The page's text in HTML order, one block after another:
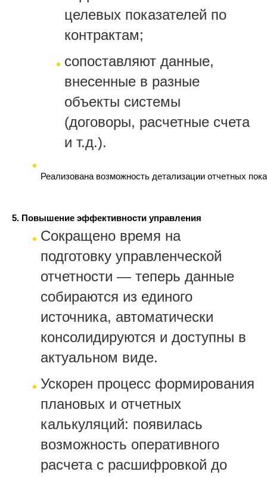
целевых показателей по
контрактам;
сопоставляют данные,
внесенные в разные
объекты системы
(договоры, расчетные счета
и т.д.).
Реализована возможность детализации отчетных
5. Повышение эффективности управления
Сокращено время на
подготовку управленческой
отчетности — теперь данные
собираются из единого
источника, автоматически
консолидируются и доступны в
актуальном виде.
Ускорен процесс формирования
плановых и отчетных
калькуляций: появилась
возможность оперативного
расчета с расшифровкой до